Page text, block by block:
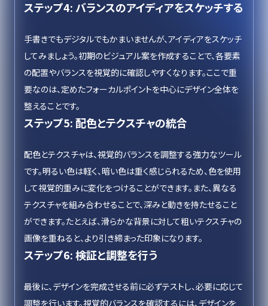
ステップ4: バランスのアイディアをスケッチする
手書きでもデジタルでもかまいませんが、アイディアをスケッチ
してみましょう。初期のビジュアル案を作成することで、各要素
の配置やバランスを視覚的に確認しやすくなります。ここで重
要なのは、定めたフォーカルポイントを中心にデザイン全体を
整えることです。
ステップ5: 配色とテクスチャの統合
配色とテクスチャは、視覚的バランスを調整する強力なツール
です。明るい色は軽く、暗い色は重く感じられるため、色を使用
して視覚的重みに変化をつけることができます。また、異なる
テクスチャを組み合わせることで、深みと動きを持たせること
ができます。たとえば、滑らかな背景に対して粗いテクスチャの
画像を重ねると、より引き締まった印象になります。
ステップ6: 検証と調整を行う
最後に、デザインを完成させる前に必ずテストし、必要に応じて
調整を行います。視覚的バランスを確認するには、デザインを